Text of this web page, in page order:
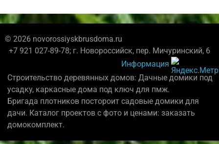
© 2026 novorossiyskbrusdoma.ru
+7 921 027-89-78; г. Новороссийск, пер. Мичуринский, 6
Информация
Строительство деревянных домов: Дачные домики под
усадку, каркасные дома под ключ для пмж.
Бригада плотников постороит садовые домики для
дачи. Каталог проектов с фото и ценами: заказать
домокомплект.